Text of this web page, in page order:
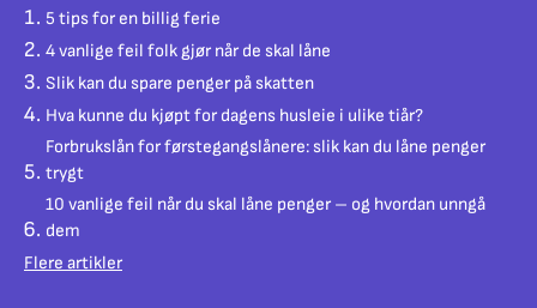
5 tips for en billig ferie
4 vanlige feil folk gjør når de skal låne
Slik kan du spare penger på skatten
Hva kunne du kjøpt for dagens husleie i ulike tiår?
Forbrukslån for førstegangslånere: slik kan du låne penger
trygt
10 vanlige feil når du skal låne penger – og hvordan unngå
dem
Flere artikler